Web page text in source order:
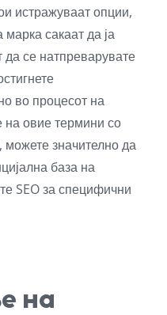
истражуваат опции,
сакаат да ја
се натпреварувате
во процесот на
овие термини со
можете значително да
база на
SEO за специфични
на